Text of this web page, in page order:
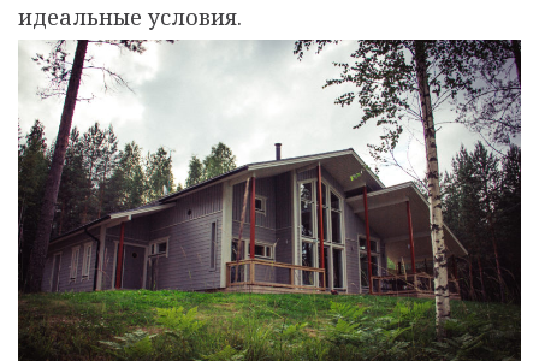
идеальные условия.